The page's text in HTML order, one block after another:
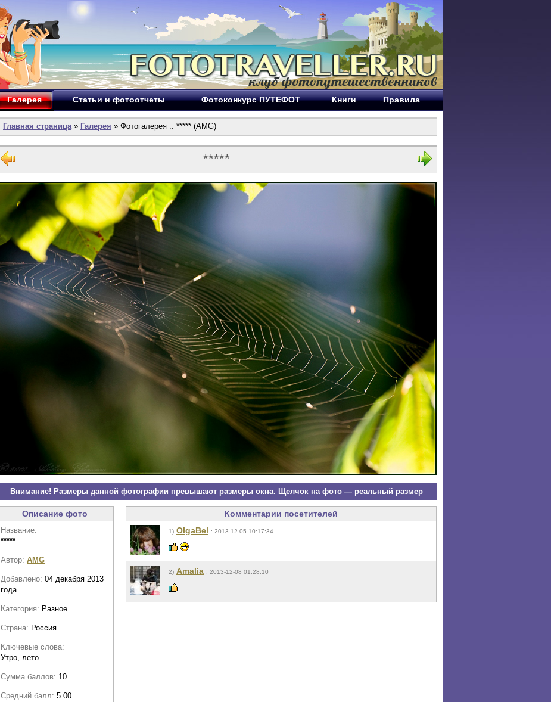
Галерея Статьи и фотоотчеты Фотоконкурс ПУТЕФОТ Книги Правила
Главная страница» Галерея » Фотогалерея :: ***** (AMG)
*****
Внимание! Размеры данной фотографии превышают размеры окна. Щелчок на фото — реальный размер
Описание фото
Название:
*****
Автор: AMG
Добавлено: 04 декабря 2013
года
Категория: Разное
Страна: Россия
Ключевые слова:
Утро, лето
Сумма баллов: 10
Средний балл: 5.00
Комментарии посетителей
1) OlgaBel : 2013-12-05 10:17:34
2) Amalia : 2013-12-08 01:28:10